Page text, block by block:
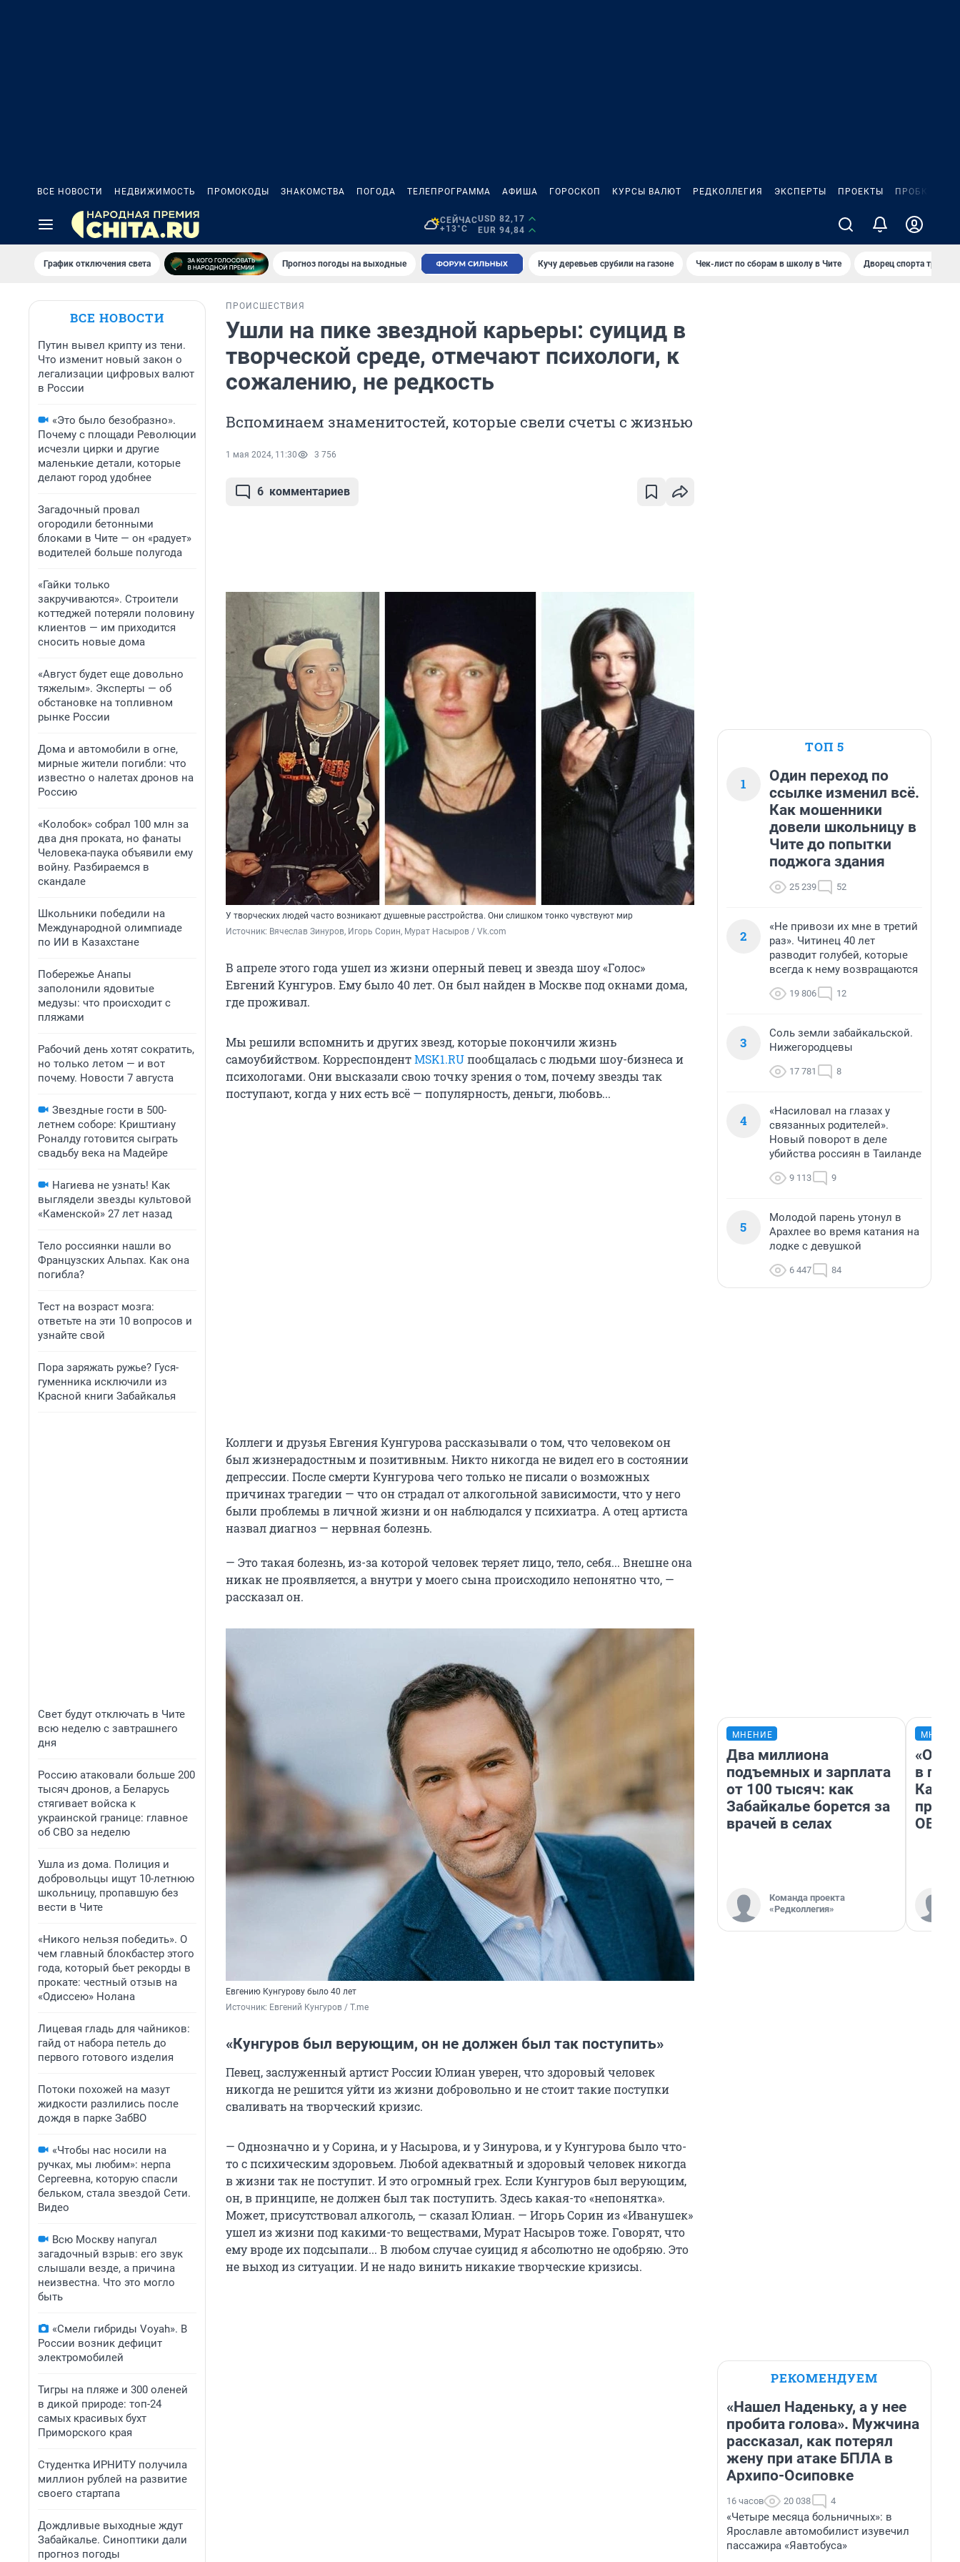
ВСЕ НОВОСТИ НЕДВИЖИМОСТЬ ПРОМОКОДЫ ЗНАКОМСТВА ПОГОДА ТЕЛЕПРОГРАММА АФИША ГОРОСКОП КУРСЫ ВАЛЮТ РЕДКОЛЛЕГИЯ ЭКСПЕРТЫ ПРОЕКТЫ ПРОБКИ
СЕЙЧАС
+13°C
USD 82,17
EUR 94,84
График отключения света Прогноз погоды на выходные Кучу деревьев срубили на газоне Чек-лист по сборам в школу в Чите Дворец спорта
ВСЕ НОВОСТИ
Путин вывел крипту из тени.
Что изменит новый закон о
легализации цифровых валют
в России
«Это было безобразно».
Почему с площади Революции
исчезли цирки и другие
маленькие детали, которые
делают город удобнее
Загадочный провал
огородили бетонными
блоками в Чите — он «радует»
водителей больше полугода
«Гайки только
закручиваются». Строители
коттеджей потеряли половину
клиентов — им приходится
сносить новые дома
«Август будет еще довольно
тяжелым». Эксперты — об
обстановке на топливном
рынке России
Дома и автомобили в огне,
мирные жители погибли: что
известно о налетах дронов на
Россию
«Колобок» собрал 100 млн за
два дня проката, но фанаты
Человека-паука объявили ему
войну. Разбираемся в
скандале
Школьники победили на
Международной олимпиаде
по ИИ в Казахстане
Побережье Анапы
заполонили ядовитые
медузы: что происходит с
пляжами
Рабочий день хотят сократить,
но только летом — и вот
почему. Новости 7 августа
Звездные гости в 500-
летнем соборе: Криштиану
Роналду готовится сыграть
свадьбу века на Мадейре
Нагиева не узнать! Как
выглядели звезды культовой
«Каменской» 27 лет назад
Тело россиянки нашли во
Французских Альпах. Как она
погибла?
Тест на возраст мозга:
ответьте на эти 10 вопросов и
узнайте свой
Пора заряжать ружье? Гуся-
гуменника исключили из
Красной книги Забайкалья
Свет будут отключать в Чите
всю неделю с завтрашнего
дня
Россию атаковали больше 200
тысяч дронов, а Беларусь
стягивает войска к
украинской границе: главное
об СВО за неделю
Ушла из дома. Полиция и
добровольцы ищут 10-летнюю
школьницу, пропавшую без
вести в Чите
«Никого нельзя победить». О
чем главный блокбастер этого
года, который бьет рекорды в
прокате: честный отзыв на
«Одиссею» Нолана
Лицевая гладь для чайников:
гайд от набора петель до
первого готового изделия
Потоки похожей на мазут
жидкости разлились после
дождя в парке ЗабВО
«Чтобы нас носили на
ручках, мы любим»: нерпа
Сергеевна, которую спасли
бельком, стала звездой Сети.
Видео
Всю Москву напугал
загадочный взрыв: его звук
слышали везде, а причина
неизвестна. Что это могло
быть
«Смели гибриды Voyah». В
России возник дефицит
электромобилей
Тигры на пляже и 300 оленей
в дикой природе: топ-24
самых красивых бухт
Приморского края
Студентка ИРНИТУ получила
миллион рублей на развитие
своего стартапа
Дождливые выходные ждут
Забайкалье. Синоптики дали
прогноз погоды
ПРОИСШЕСТВИЯ
Ушли на пике звездной карьеры: суицид в
творческой среде, отмечают психологи, к
сожалению, не редкость
Вспоминаем знаменитостей, которые свели счеты с жизнью
1 мая 2024, 11:30 3 756
6 комментариев
У творческих людей часто возникают душевные расстройства. Они слишком тонко чувствуют мир
Источник: Вячеслав Зинуров, Игорь Сорин, Мурат Насыров / Vk.com
В апреле этого года ушел из жизни оперный певец и звезда шоу «Голос»
Евгений Кунгуров. Ему было 40 лет. Он был найден в Москве под окнами дома,
где проживал.
Мы решили вспомнить и других звезд, которые покончили жизнь
самоубийством. КорреспондентMSK1.RUпообщалась с людьми шоу-бизнеса и
психологами. Они высказали свою точку зрения о том, почему звезды так
поступают, когда у них есть всё — популярность, деньги, любовь...
Коллеги и друзья Евгения Кунгурова рассказывали о том, что человеком он
был жизнерадостным и позитивным. Никто никогда не видел его в состоянии
депрессии. После смерти Кунгурова чего только не писали о возможных
причинах трагедии — что он страдал от алкогольной зависимости, что у него
были проблемы в личной жизни и он наблюдался у психиатра. А отец артиста
назвал диагноз — нервная болезнь.
— Это такая болезнь, из-за которой человек теряет лицо, тело, себя... Внешне она
никак не проявляется, а внутри у моего сына происходило непонятно что, —
рассказал он.
Евгению Кунгурову было 40 лет
Источник: Евгений Кунгуров / T.me
«Кунгуров был верующим, он не должен был так поступить»
Певец, заслуженный артист России Юлиан уверен, что здоровый человек
никогда не решится уйти из жизни добровольно и не стоит такие поступки
сваливать на творческий кризис.
— Однозначно и у Сорина, и у Насырова, и у Зинурова, и у Кунгурова было что-
то с психическим здоровьем. Любой адекватный и здоровый человек никогда
в жизни так не поступит. И это огромный грех. Если Кунгуров был верующим,
он, в принципе, не должен был так поступить. Здесь какая-то «непонятка».
Может, присутствовал алкоголь, — сказал Юлиан. — Игорь Сорин из «Иванушек»
ушел из жизни под какими-то веществами, Мурат Насыров тоже. Говорят, что
ему вроде их подсыпали... В любом случае суицид я абсолютно не одобряю. Это
не выход из ситуации. И не надо винить никакие творческие кризисы.
ТОП 5
1
Один переход по
ссылке изменил всё.
Как мошенники
довели школьницу в
Чите до попытки
поджога здания
25 239 52
2
«Не привози их мне в третий
раз». Читинец 40 лет
разводит голубей, которые
всегда к нему возвращаются
19 806 12
3
Соль земли забайкальской.
Нижегородцевы
17 781 8
4
«Насиловал на глазах у
связанных родителей».
Новый поворот в деле
убийства россиян в Таиланде
9 113 9
5
Молодой парень утонул в
Арахлее во время катания на
лодке с девушкой
6 447 84
МНЕНИЕ
Два миллиона
подъемных и зарплата
от 100 тысяч: как
Забайкалье борется за
врачей в селах
Команда проекта
«Редколлегия»
в
Как в
ОВЗ
РЕКОМЕНДУЕМ
«Нашел Наденьку, а у нее
пробита голова». Мужчина
рассказал, как потерял
жену при атаке БПЛА в
Архипо-Осиповке
16 часов 20 038 4
«Четыре месяца больничных»: в
Ярославле автомобилист изувечил
пассажира «Яавтобуса»